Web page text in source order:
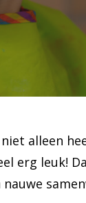
niet alleen
erg leuk!
nauwe